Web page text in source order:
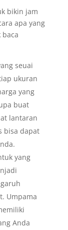
bikin jam
apa yang
seuai
ukuran
yang
buat
lantaran
bisa dapat
yang
Umpama
Anda